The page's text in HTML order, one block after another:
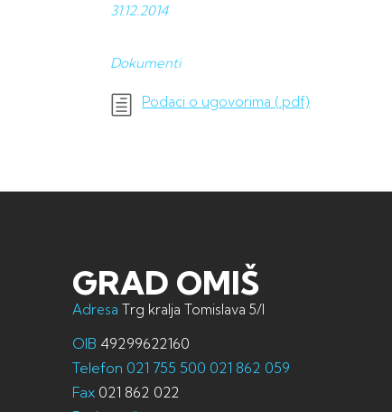
31.12.2014
Dokumenti
Podaci o ugovorima (.pdf)
GRAD OMIŠ
Adresa Trg kralja Tomislava 5/I
OIB 49299622160
Telefon 021 755 500 021 862 059
Fax 021 862 022